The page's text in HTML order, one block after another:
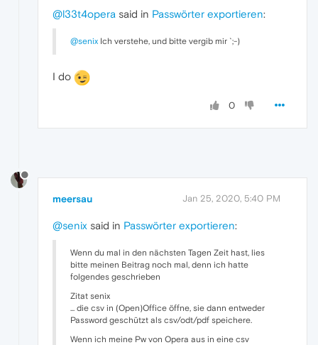
@l33t4opera said in Passwörter exportieren:
@senix Ich verstehe, und bitte vergib mir `;-)
I do
0
meersau Jan 25, 2020, 5:40 PM
@senix said in Passwörter exportieren:
Wenn du mal in den nächsten Tagen Zeit hast, lies
bitte meinen Beitrag noch mal, denn ich hatte
folgendes geschrieben
Zitat senix
... die csv in (Open)Office öffne, sie dann entweder
Password geschützt als csv/odt/pdf speichere.
Wenn ich meine Pw von Opera aus in eine csv